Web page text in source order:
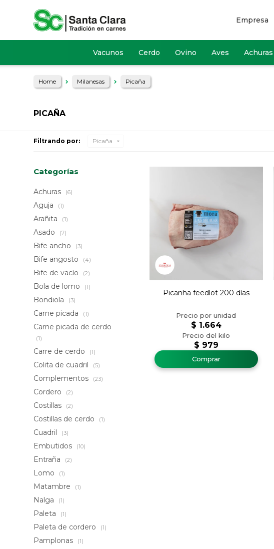
Vacunos Cerdo Ovino Aves Achuras
Empresa
Home Milanesas Picaña
PICAÑA
Filtrando por: Picaña
Picanha feedlot 200 días
$ 979
$ 1.664
Categorías
Achuras (6)
Aguja (1)
Arañita (1)
Asado (7)
Bife ancho (3)
Bife angosto (4)
Bife de vacío (2)
Bola de lomo (1)
Bondiola (3)
Carne picada (1)
Carne picada de cerdo
(1)
Carre de cerdo (1)
Colita de cuadril (5)
Complementos (23)
Cordero (2)
Costillas (2)
Costillas de cerdo (1)
Cuadril (3)
Embutidos (10)
Entraña (2)
Lomo (1)
Matambre (1)
Nalga (1)
Paleta (1)
Paleta de cordero (1)
Pamplonas (1)